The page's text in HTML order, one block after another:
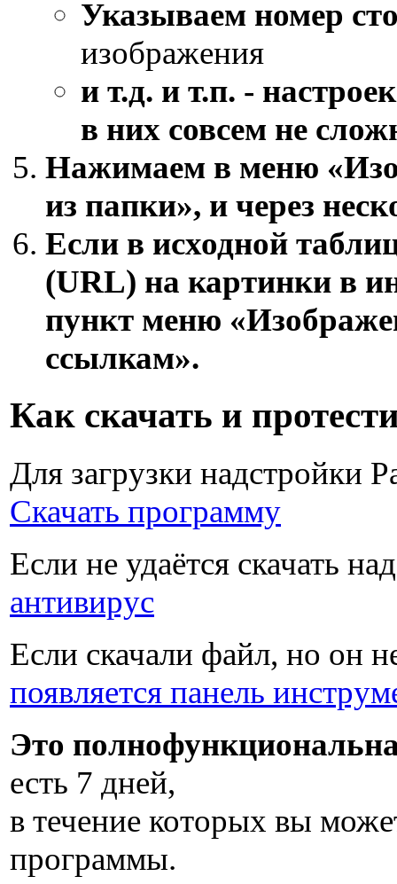
Указываем номер
изображения
и т.д. и т.п. -
в них совсем не
Нажимаем в меню
из папки», и через
Если в исходной
(URL) на картинки в
пункт меню
ссылкам».
Как скачать и
Для загрузки надстройки
Скачать программу
Если не удаётся скачать
антивирус
Если скачали файл, но он
появляется панель
Это
есть 7 дней,
в течение которых вы
программы.